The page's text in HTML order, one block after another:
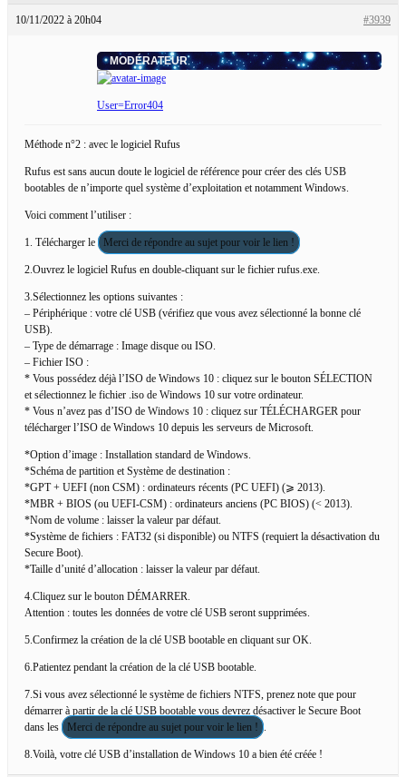
10/11/2022 à 20h04 #3939
MODÉRATEUR
User=Error404
Méthode n°2 : avec le logiciel Rufus
Rufus est sans aucun doute le logiciel de référence pour créer des clés USB
bootables de n’importe quel système d’exploitation et notamment Windows.
Voici comment l’utiliser :
1. Télécharger le Merci de répondre au sujet pour voir le lien !
2.Ouvrez le logiciel Rufus en double-cliquant sur le fichier rufus.exe.
3.Sélectionnez les options suivantes :
– Périphérique : votre clé USB (vérifiez que vous avez sélectionné la bonne clé
USB).
– Type de démarrage : Image disque ou ISO.
– Fichier ISO :
* Vous possédez déjà l’ISO de Windows 10 : cliquez sur le bouton SÉLECTION
et sélectionnez le fichier .iso de Windows 10 sur votre ordinateur.
* Vous n’avez pas d’ISO de Windows 10 : cliquez sur TÉLÉCHARGER pour
télécharger l’ISO de Windows 10 depuis les serveurs de Microsoft.
*Option d’image : Installation standard de Windows.
*Schéma de partition et Système de destination :
*GPT + UEFI (non CSM) : ordinateurs récents (PC UEFI) (⩾ 2013).
*MBR + BIOS (ou UEFI-CSM) : ordinateurs anciens (PC BIOS) (< 2013).
*Nom de volume : laisser la valeur par défaut.
*Système de fichiers : FAT32 (si disponible) ou NTFS (requiert la désactivation du
Secure Boot).
*Taille d’unité d’allocation : laisser la valeur par défaut.
4.Cliquez sur le bouton DÉMARRER.
Attention : toutes les données de votre clé USB seront supprimées.
5.Confirmez la création de la clé USB bootable en cliquant sur OK.
6.Patientez pendant la création de la clé USB bootable.
7.Si vous avez sélectionné le système de fichiers NTFS, prenez note que pour
démarrer à partir de la clé USB bootable vous devrez désactiver le Secure Boot
dans les
Merci de répondre au sujet pour voir le lien ! .
8.Voilà, votre clé USB d’installation de Windows 10 a bien été créée !